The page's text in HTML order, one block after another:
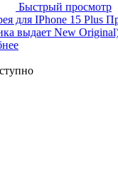
Быстрый просмотр
для IPhone 15 Plus
выдает New